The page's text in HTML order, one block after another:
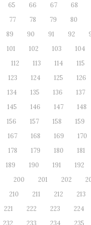
65 66 67 68
77 78 79 80
89 90 91 92
101 102 103 104
112 113 114 115
123 124 125 126
134 135 136 137
145 146 147 148
156 157 158 159
167 168 169 170
178 179 180 181
189 190 191 192
200 201 202
210 211 212 213
221 222 223 224
232 233 234 235